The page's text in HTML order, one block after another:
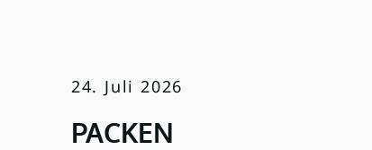
24. Juli 2026
PACKEN